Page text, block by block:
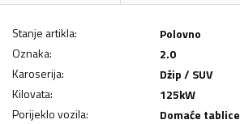
Stanje artikla:
Polovno
Oznaka:
2.0
Karoserija:
Džip / SUV
Kilovata: 125kW
Porijeklo vozila:
Domaće tablice